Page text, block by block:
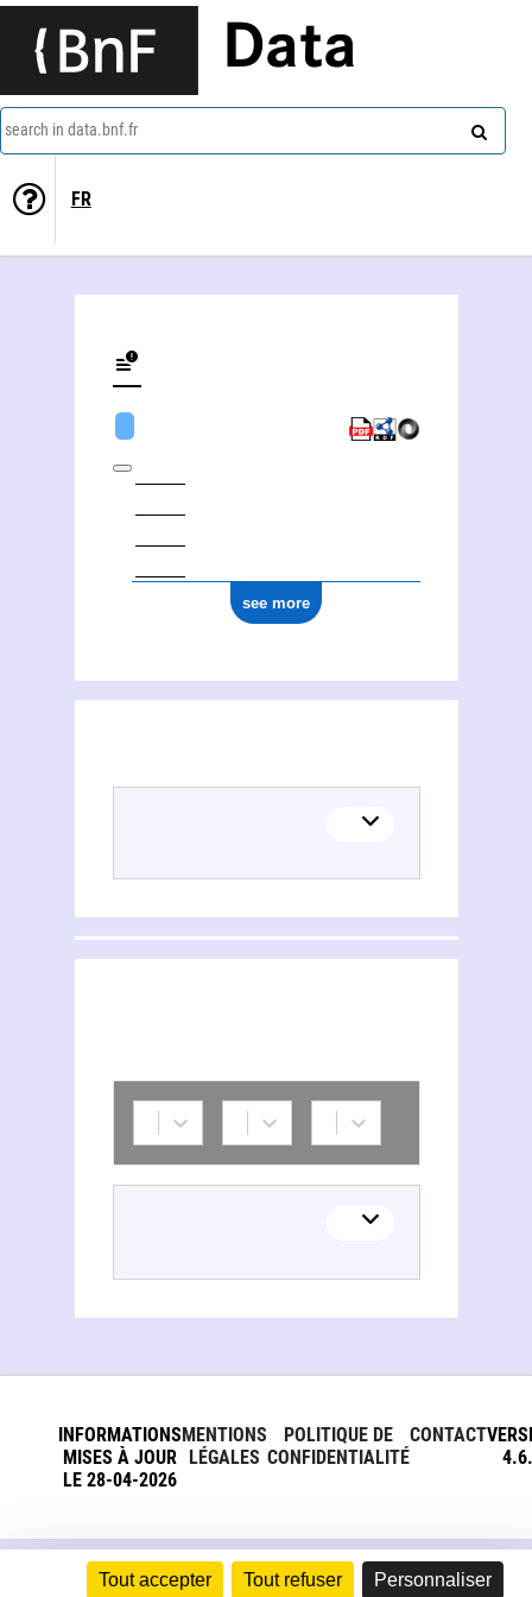
Tout accepter Tout refuser Personnaliser
Data
search in data.bnf.fr
FR
see more
INFORMATIONS
MISES À JOUR
LE 28-04-2026
MENTIONS
LÉGALES
POLITIQUE DE
CONFIDENTIALITÉ
CONTACT